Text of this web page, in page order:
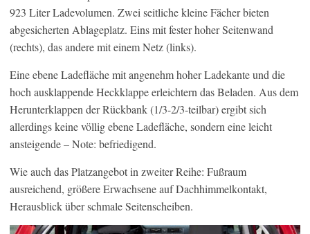
923 Liter Ladevolumen. Zwei seitliche kleine Fächer bieten
abgesicherten Ablageplatz. Eins mit fester hoher Seitenwand
(rechts), das andere mit einem Netz (links).
Eine ebene Ladefläche mit angenehm hoher Ladekante und die
hoch ausklappende Heckklappe erleichtern das Beladen. Aus dem
Herunterklappen der Rückbank (1/3-2/3-teilbar) ergibt sich
allerdings keine völlig ebene Ladefläche, sondern eine leicht
ansteigende – Note: befriedigend.
Wie auch das Platzangebot in zweiter Reihe: Fußraum
ausreichend, größere Erwachsene auf Dachhimmelkontakt,
Herausblick über schmale Seitenscheiben.